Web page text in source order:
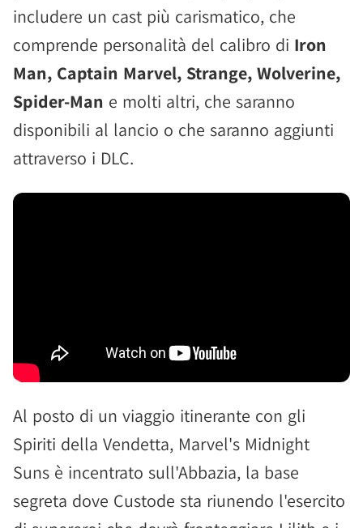
includere un cast più carismatico, che
comprende personalità del calibro di Iron
Man, Captain Marvel, Strange, Wolverine,
Spider-Man e molti altri, che saranno
disponibili al lancio o che saranno aggiunti
attraverso i DLC.
Al posto di un viaggio itinerante con gli
Spiriti della Vendetta, Marvel's Midnight
Suns è incentrato sull'Abbazia, la base
segreta dove Custode sta riunendo l'esercito